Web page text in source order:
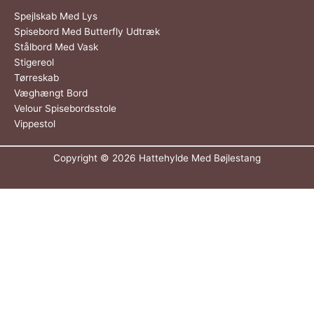
Spejlskab Med Lys
Spisebord Med Butterfly Udtræk
Stålbord Med Vask
Stigereol
Tørreskab
Væghængt Bord
Velour Spisebordsstole
Vippestol
Copyright © 2026 Hattehylde Med Bøjlestang